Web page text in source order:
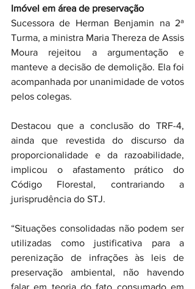
Imóvel em área de preservação
Sucessora de Herman Benjamin na 2ª
Turma, a ministra Maria Thereza de Assis
Moura rejeitou a argumentação e
manteve a decisão de demolição. Ela foi
acompanhada por unanimidade de votos
pelos colegas.
Destacou que a conclusão do TRF-4,
ainda que revestida do discurso da
proporcionalidade e da razoabilidade,
implicou o afastamento prático do
Código Florestal, contrariando a
jurisprudência do STJ.
“Situações consolidadas não podem ser
utilizadas como justificativa para a
perenização de infrações às leis de
preservação ambiental, não havendo
falar em teoria do fato consumado em